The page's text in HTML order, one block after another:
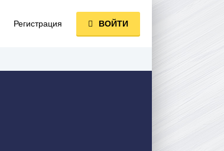
Регистрация ВОЙТИ